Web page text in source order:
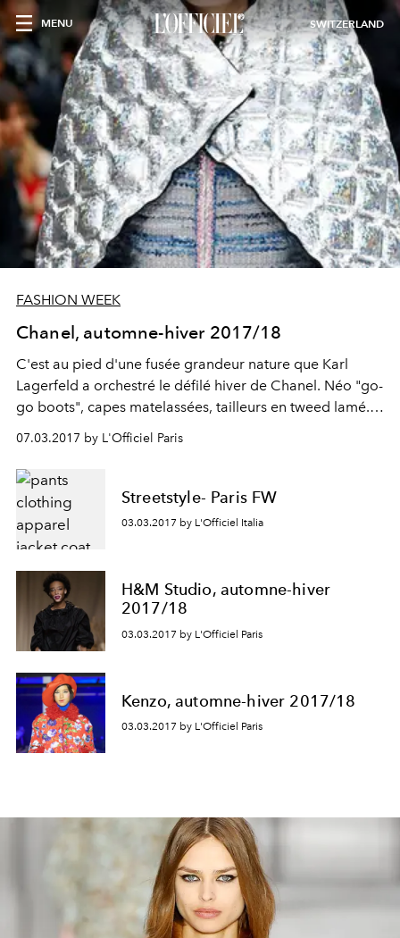
MENU SWITZERLAND
FASHION WEEK
Chanel, automne-hiver 2017/18
C'est au pied d'une fusée grandeur nature que Karl
Lagerfeld a orchestré le défilé hiver de Chanel. Néo "go-
go boots", capes matelassées, tailleurs en tweed lamé...
Tout ici évoque la mouvance Space Age et les années
1960, comme si Brigitte Bardot avait marché sur la lune.
07.03.2017 by L'Officiel Paris
Streetstyle- Paris FW
03.03.2017 by L'Officiel Italia
H&M Studio, automne-hiver
2017/18
03.03.2017 by L'Officiel Paris
Kenzo, automne-hiver 2017/18
03.03.2017 by L'Officiel Paris